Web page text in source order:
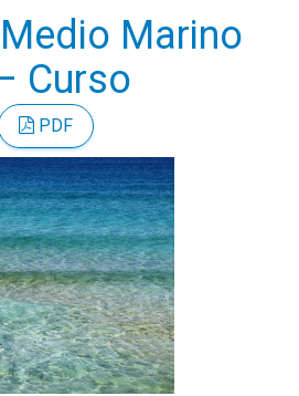
Marino
Curso
PDF